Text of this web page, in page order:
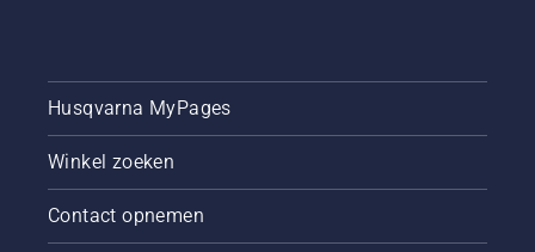
Husqvarna MyPages
Winkel zoeken
Contact opnemen